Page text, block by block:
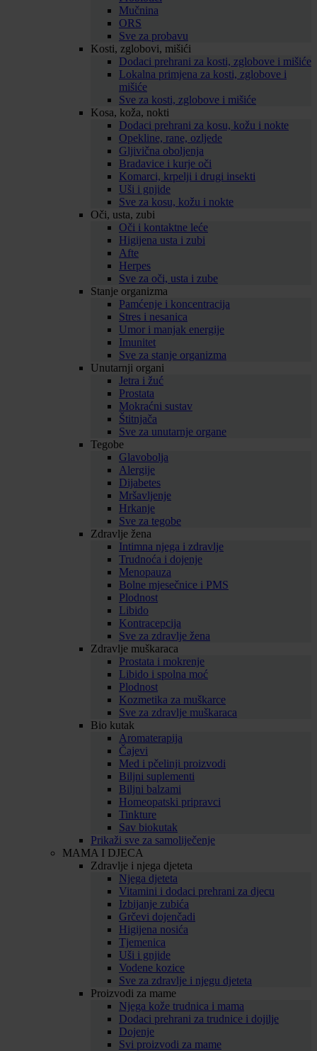
Mučnina
ORS
Sve za probavu
Kosti, zglobovi, mišići
Dodaci prehrani za kosti, zglobove i mišiće
Lokalna primjena za kosti, zglobove i
mišiće
Sve za kosti, zglobove i mišiće
Kosa, koža, nokti
Dodaci prehrani za kosu, kožu i nokte
Opekline, rane, ozljede
Gljivična oboljenja
Bradavice i kurje oči
Komarci, krpelji i drugi insekti
Uši i gnjide
Sve za kosu, kožu i nokte
Oči, usta, zubi
Oči i kontaktne leće
Higijena usta i zubi
Afte
Herpes
Sve za oči, usta i zube
Stanje organizma
Pamćenje i koncentracija
Stres i nesanica
Umor i manjak energije
Imunitet
Sve za stanje organizma
Unutarnji organi
Jetra i žuć
Prostata
Mokraćni sustav
Štitnjača
Sve za unutarnje organe
Tegobe
Glavobolja
Alergije
Dijabetes
Mršavljenje
Hrkanje
Sve za tegobe
Zdravlje žena
Intimna njega i zdravlje
Trudnoća i dojenje
Menopauza
Bolne mjesečnice i PMS
Plodnost
Libido
Kontracepcija
Sve za zdravlje žena
Zdravlje muškaraca
Prostata i mokrenje
Libido i spolna moć
Plodnost
Kozmetika za muškarce
Sve za zdravlje muškaraca
Bio kutak
Aromaterapija
Čajevi
Med i pčelinji proizvodi
Biljni suplementi
Biljni balzami
Homeopatski pripravci
Tinkture
Sav biokutak
Prikaži sve za samoliječenje
MAMA I DJECA
Zdravlje i njega djeteta
Njega djeteta
Vitamini i dodaci prehrani za djecu
Izbijanje zubića
Grčevi dojenčadi
Higijena nosića
Tjemenica
Uši i gnjide
Vodene kozice
Sve za zdravlje i njegu djeteta
Proizvodi za mame
Njega kože trudnica i mama
Dodaci prehrani za trudnice i dojilje
Dojenje
Svi proizvodi za mame